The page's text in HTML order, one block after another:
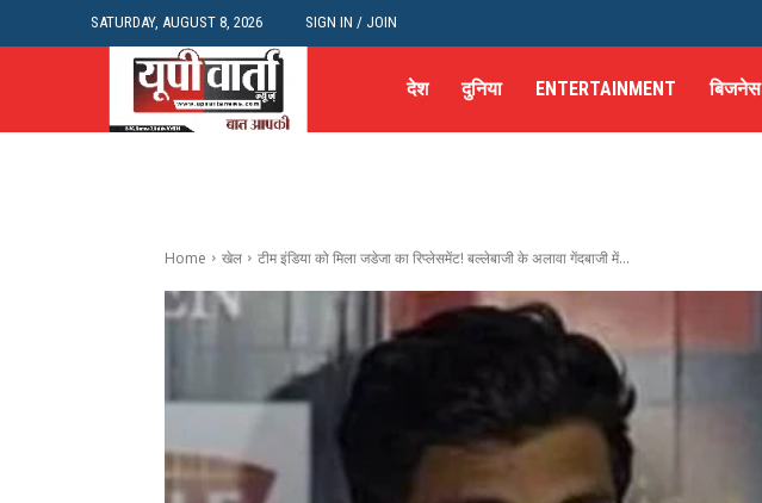
SATURDAY, AUGUST 8, 2026 SIGN IN / JOIN
देश दुनिया ENTERTAINMENT बिजनेस
Home खेल टीम इंडिया को मिला जडेजा का रिप्लेसमेंट! बल्लेबाजी के अलावा गेंदबाजी में...